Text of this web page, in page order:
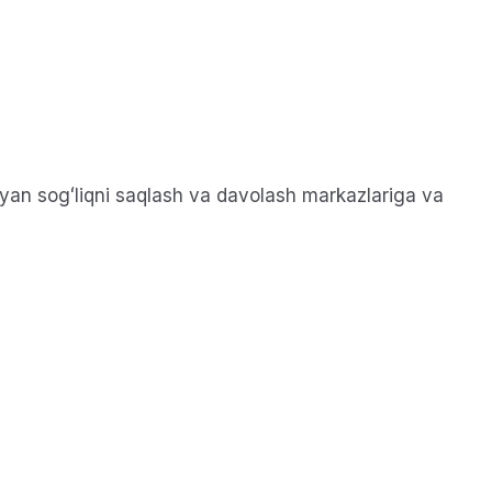
sogʻliqni saqlash va davolash markazlariga va